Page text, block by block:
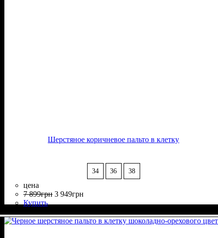
Шерстяное коричневое пальто в клетку
34 36 38
цена
7 899грн 3 949грн
Купить
Состав ткани
Крой: прямой
Длина: за колено
Длина рукава
Стиль: casual